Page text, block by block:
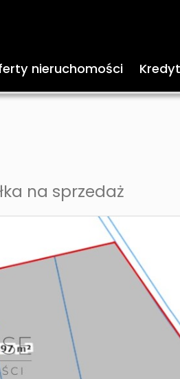
nieruchomości
na sprzedaż